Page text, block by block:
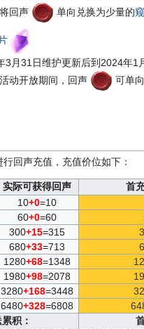
回声
单向兑换为少量的
3月31日维护更新后到2024年1
动开放期间，回声
可单
回声充值，充值价位如下：
实际可获得回声
首
10+0=10
60+0=60
300+15=315
680+33=713
1280+68=1348
1980+98=2078
3280+168=3448
6480+328=6808
积：